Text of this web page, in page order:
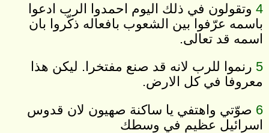
4 وتقولون في ذلك اليوم احمدوا الرب ادعوا
باسمه عرّفوا بين الشعوب بافعاله ذكّروا بان
اسمه قد تعالى.
5 رنموا للرب لانه قد صنع مفتخرا. ليكن هذا
معروفا في كل الارض.
6 صوّتي واهتفي يا ساكنة صهيون لان قدوس
اسرائيل عظيم في وسطك